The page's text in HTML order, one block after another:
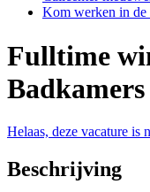
Kom werken in de
Fulltime
Helaas, deze vacature is
Beschrijving